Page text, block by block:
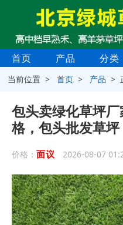
首页 产品 分类
当前位置 >首页 > 产品 >
包头卖绿化草坪
格，包头批发草坪
价格： 面议 2026-08-07